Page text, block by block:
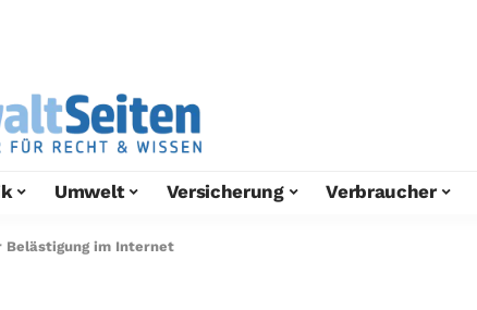
Umwelt Versicherung Verbraucher
Belästigung im Internet